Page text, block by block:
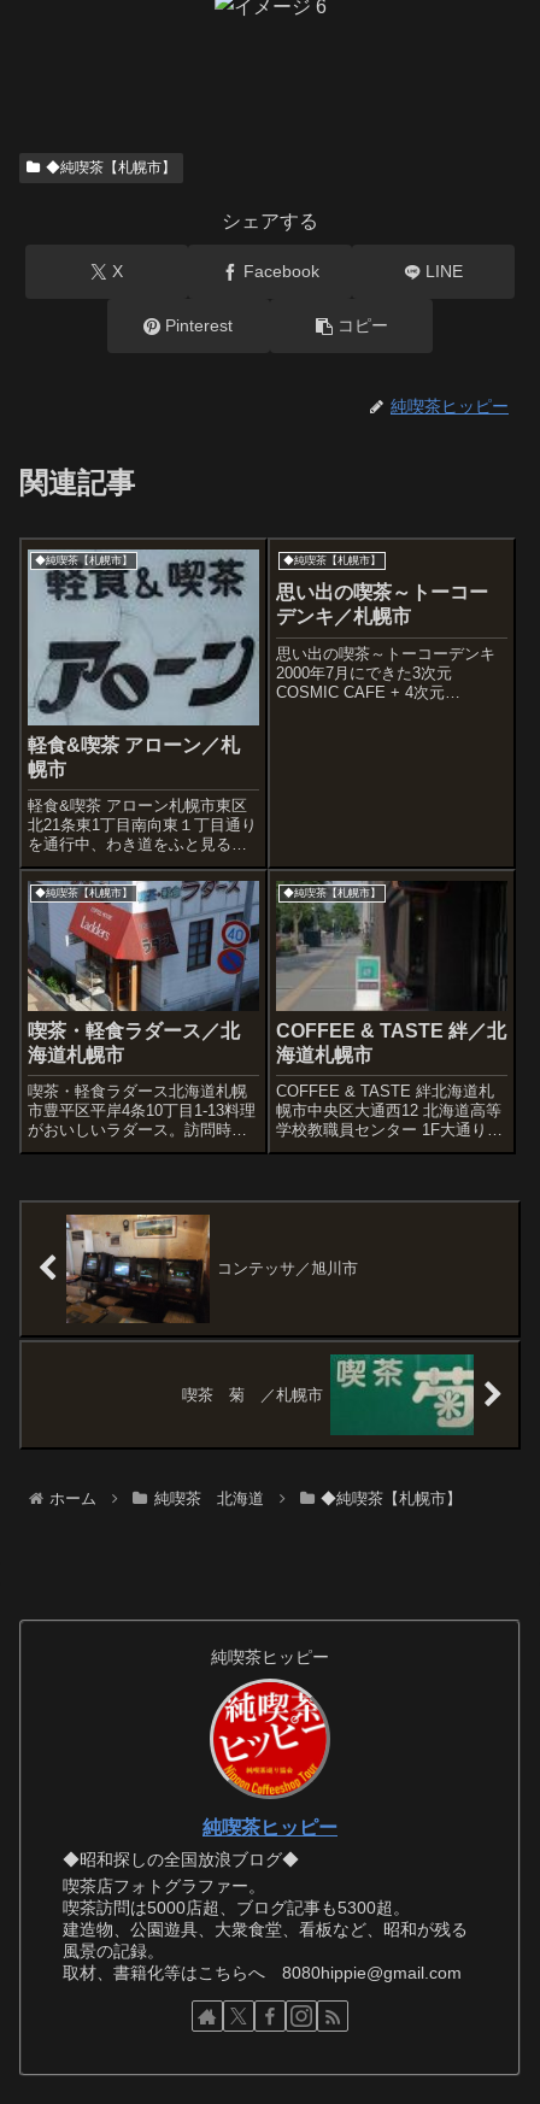
◆純喫茶【札幌市】
シェアする
X Facebook LINE
Pinterest コピー
純喫茶ヒッピー
関連記事
◆純喫茶【札幌市】
軽食&喫茶 アローン／札
幌市
軽食&喫茶 アローン札幌市東区
北21条東1丁目南向東１丁目通り
を通行中、わき道をふと見る
と、オリジナルな『アローン』
の自体が目に入り、以前寄った
サテンさん。けっこう古いお店
だとは思うが歴史は尋ねなかっ
た。
◆純喫茶【札幌市】
思い出の喫茶～トーコー
デンキ／札幌市
思い出の喫茶～トーコーデンキ
2000年7月にできた3次元
COSMIC CAFE + 4次元
◆純喫茶【札幌市】
喫茶・軽食ラダース／北
海道札幌市
喫茶・軽食ラダース北海道札幌
市豊平区平岸4条10丁目1-13料理
がおいしいラダース。訪問時は
平日でしたがけっこうな数のお
ノがあります。たくさん置かれ
たトロフィーはマラソン関係の
もの。ト...
◆純喫茶【札幌市】
COFFEE & TASTE 絆／北
海道札幌市
COFFEE & TASTE 絆北海道札
幌市中央区大通西12 北海道高等
学校教職員センター 1F大通り公
園沿いの12丁目に今年開店25年
さい?)だけど居心地がよく、公
コンテッサ／旭川市
喫茶 菊 ／札幌市
ホーム 純喫茶 北海道 ◆純喫茶【札幌市】
純喫茶ヒッピー
純喫茶ヒッピー
◆昭和探しの全国放浪ブログ◆
喫茶店フォトグラファー。
喫茶訪問は5000店超、ブログ記事も5300超。
建造物、公園遊具、大衆食堂、看板など、昭和が残る
風景の記録。
取材、書籍化等はこちらへ 8080hippie@gmail.com